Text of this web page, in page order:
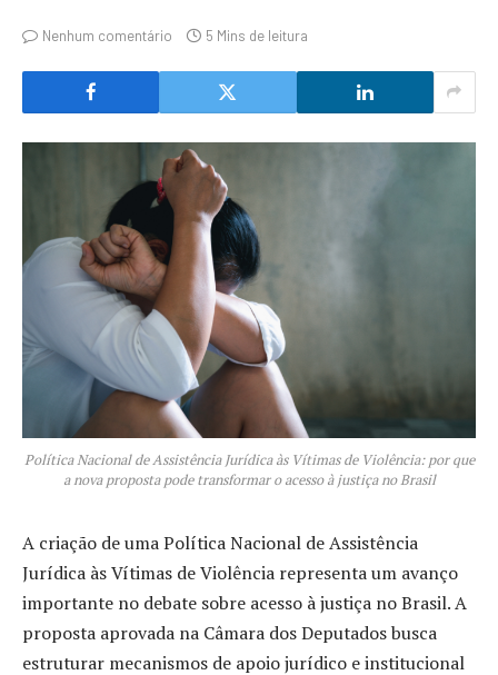
Nenhum comentário 5 Mins de leitura
Política Nacional de Assistência Jurídica às Vítimas de Violência: por que
a nova proposta pode transformar o acesso à justiça no Brasil
A criação de uma Política Nacional de Assistência
Jurídica às Vítimas de Violência representa um avanço
importante no debate sobre acesso à justiça no Brasil. A
proposta aprovada na Câmara dos Deputados busca
estruturar mecanismos de apoio jurídico e institucional